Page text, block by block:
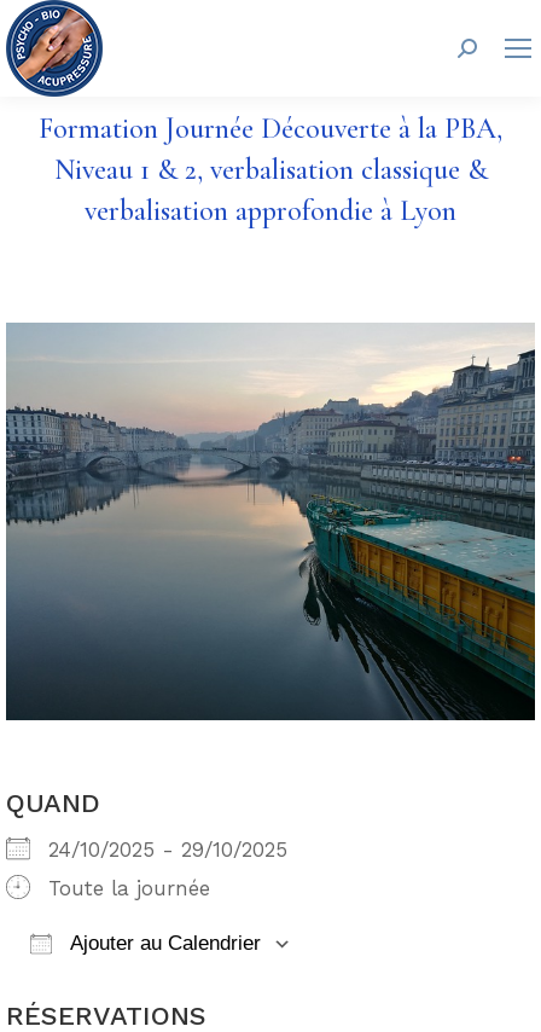
Formation Journée Découverte à la PBA,
Niveau 1 & 2, verbalisation classique &
verbalisation approfondie à Lyon
QUAND
24/10/2025 - 29/10/2025
Toute la journée
Ajouter au Calendrier
RÉSERVATIONS